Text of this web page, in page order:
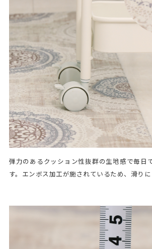
弾力のあるクッション性抜群の生地感で毎日
す。エンボス加工が施されているため、滑りに